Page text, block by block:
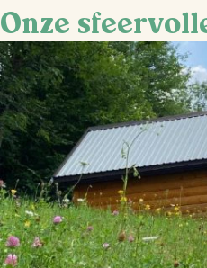
Onze